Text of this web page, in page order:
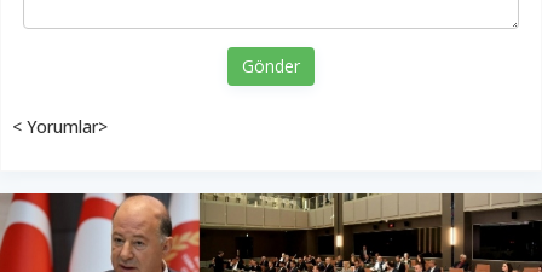
Gönder
< Yorumlar>